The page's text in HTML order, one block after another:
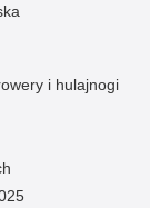
i hulajnogi